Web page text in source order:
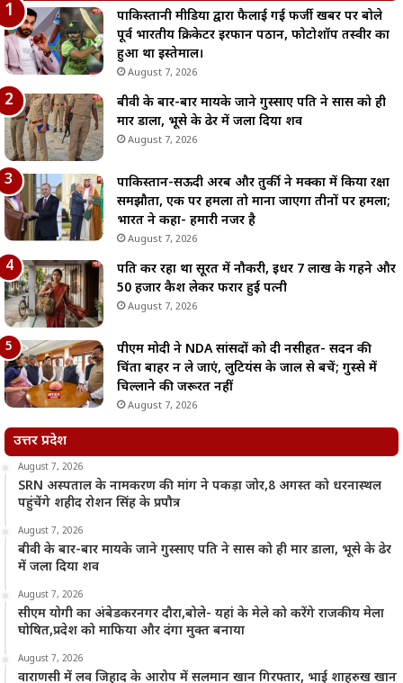
पाकिस्तानी मीडिया द्वारा फैलाई गई फर्जी खबर पर बोले
पूर्व भारतीय क्रिकेटर इरफान पठान, फोटोशॉप तस्वीर का
हुआ था इस्तेमाल।
August 7, 2026
बीवी के बार-बार मायके जाने गुस्साए पति ने सास को ही
मार डाला, भूसे के ढेर में जला दिया शव
August 7, 2026
पाकिस्तान-सऊदी अरब और तुर्की ने मक्का में किया रक्षा
समझौता, एक पर हमला तो माना जाएगा तीनों पर हमला;
भारत ने कहा- हमारी नजर है
August 7, 2026
पति कर रहा था सूरत में नौकरी, इधर 7 लाख के गहने और
50 हजार कैश लेकर फरार हुई पत्नी
August 7, 2026
पीएम मोदी ने NDA सांसदों को दी नसीहत- सदन की
चिंता बाहर न ले जाएं, लुटियंस के जाल से बचें; गुस्से में
चिल्लाने की जरूरत नहीं
August 7, 2026
उत्तर प्रदेश
August 7, 2026
SRN अस्पताल के नामकरण की मांग ने पकड़ा जोर,8 अगस्त को धरनास्थल
पहुंचेंगे शहीद रोशन सिंह के प्रपौत्र
August 7, 2026
बीवी के बार-बार मायके जाने गुस्साए पति ने सास को ही मार डाला, भूसे के ढेर
में जला दिया शव
August 7, 2026
सीएम योगी का अंबेडकरनगर दौरा,बोले- यहां के मेले को करेंगे राजकीय मेला
घोषित,प्रदेश को माफिया और दंगा मुक्त बनाया
August 7, 2026
वाराणसी में लव जिहाद के आरोप में सलमान खान गिरफ्तार, भाई शाहरुख खान